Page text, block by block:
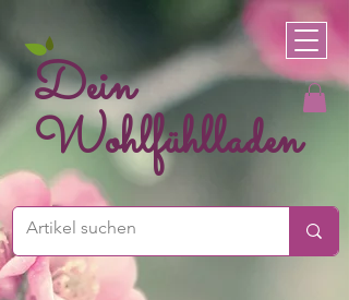
Dein
Wohlfühlladen